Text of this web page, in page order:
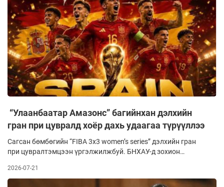
“Улаанбаатар Амазонс” багийнхан дэлхийн
гран при цувралд хоёр дахь удаагаа түрүүллээ
Сагсан бөмбөгийн “FIBA 3x3 women’s series” дэлхийн гран
при цувралтэмцээн үргэлжилжбуй. БНХАУ-д зохион
дахьцувралд Монголоосдасгалжуулагч Стив Серийн
удирдлагад “Улаанбаатар амазонс”, “Монгол”, “Сүхбаатар”
2026-07-21